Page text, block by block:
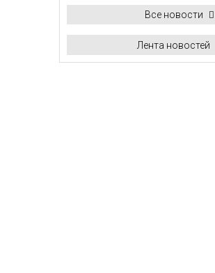
Все новости
Лента новостей